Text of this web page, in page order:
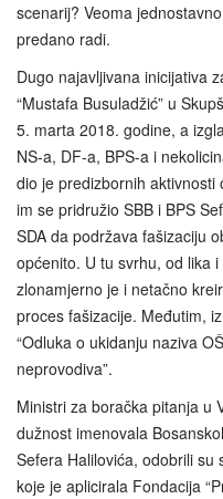
scenarij? Veoma
predano radi.
Dugo najavljivana inicijativa
“Mustafa Busuladžić” u
5. marta 2018. godine, a
NS-a, DF-a, BPS-a i
dio je predizbornih
im se pridružio SBB i BPS
SDA da podržava fašizaciju
općenito. U tu svrhu, od lika
zlonamjerno je i netačno
proces fašizacije. Međutim,
“Odluka o ukidanju naziva
neprovodiva”.
Ministri za boračka pitanja u
dužnost imenovala
Sefera Halilovića, odobrili
koje je aplicirala Fondacija